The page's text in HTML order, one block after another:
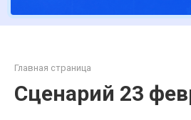
Главная страница
Сценарий 23